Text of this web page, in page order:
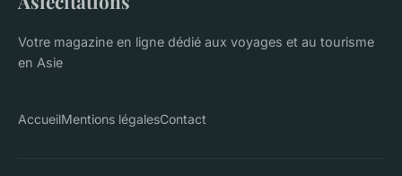
Votre magazine en ligne dédié aux voyages et au tourisme
en Asie
AccueilMentions légalesContact